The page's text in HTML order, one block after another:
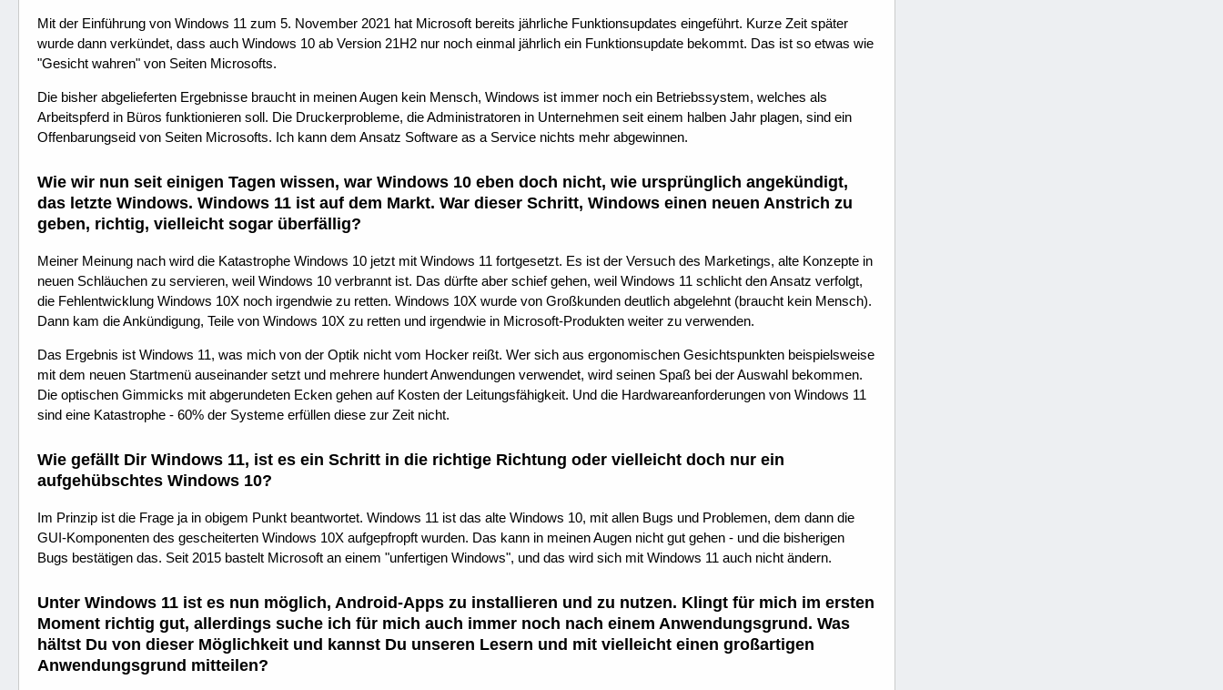
Mit der Einführung von Windows 11 zum 5. November 2021 hat Microsoft bereits jährliche Funktionsupdates eingeführt. Kurze Zeit später
wurde dann verkündet, dass auch Windows 10 ab Version 21H2 nur noch einmal jährlich ein Funktionsupdate bekommt. Das ist so etwas wie
"Gesicht wahren" von Seiten Microsofts.
Die bisher abgelieferten Ergebnisse braucht in meinen Augen kein Mensch, Windows ist immer noch ein Betriebssystem, welches als
Arbeitspferd in Büros funktionieren soll. Die Druckerprobleme, die Administratoren in Unternehmen seit einem halben Jahr plagen, sind ein
Offenbarungseid von Seiten Microsofts. Ich kann dem Ansatz Software as a Service nichts mehr abgewinnen.
Wie wir nun seit einigen Tagen wissen, war Windows 10 eben doch nicht, wie ursprünglich angekündigt,
das letzte Windows. Windows 11 ist auf dem Markt. War dieser Schritt, Windows einen neuen Anstrich zu
geben, richtig, vielleicht sogar überfällig?
Meiner Meinung nach wird die Katastrophe Windows 10 jetzt mit Windows 11 fortgesetzt. Es ist der Versuch des Marketings, alte Konzepte in
neuen Schläuchen zu servieren, weil Windows 10 verbrannt ist. Das dürfte aber schief gehen, weil Windows 11 schlicht den Ansatz verfolgt,
die Fehlentwicklung Windows 10X noch irgendwie zu retten. Windows 10X wurde von Großkunden deutlich abgelehnt (braucht kein Mensch).
Dann kam die Ankündigung, Teile von Windows 10X zu retten und irgendwie in Microsoft-Produkten weiter zu verwenden.
Das Ergebnis ist Windows 11, was mich von der Optik nicht vom Hocker reißt. Wer sich aus ergonomischen Gesichtspunkten beispielsweise
mit dem neuen Startmenü auseinander setzt und mehrere hundert Anwendungen verwendet, wird seinen Spaß bei der Auswahl bekommen.
Die optischen Gimmicks mit abgerundeten Ecken gehen auf Kosten der Leitungsfähigkeit. Und die Hardwareanforderungen von Windows 11
sind eine Katastrophe - 60% der Systeme erfüllen diese zur Zeit nicht.
Wie gefällt Dir Windows 11, ist es ein Schritt in die richtige Richtung oder vielleicht doch nur ein
aufgehübschtes Windows 10?
Im Prinzip ist die Frage ja in obigem Punkt beantwortet. Windows 11 ist das alte Windows 10, mit allen Bugs und Problemen, dem dann die
GUI-Komponenten des gescheiterten Windows 10X aufgepfropft wurden. Das kann in meinen Augen nicht gut gehen - und die bisherigen
Bugs bestätigen das. Seit 2015 bastelt Microsoft an einem "unfertigen Windows", und das wird sich mit Windows 11 auch nicht ändern.
Unter Windows 11 ist es nun möglich, Android-Apps zu installieren und zu nutzen. Klingt für mich im ersten
Moment richtig gut, allerdings suche ich für mich auch immer noch nach einem Anwendungsgrund. Was
hältst Du von dieser Möglichkeit und kannst Du unseren Lesern und mit vielleicht einen großartigen
Anwendungsgrund mitteilen?